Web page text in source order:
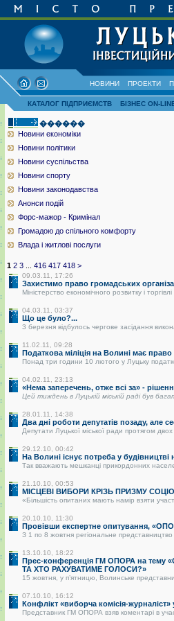
НОВИНИ ПРОЕКТИ
КАТАЛОГ ПІДПРИЄМСТВ БІЗНЕС ON-
������
Новини економіки
Новини політики
Новини суспільства
Новини спорту
Новини законодавства
Анонси подій
Форс-мажор - Кримінал
Громадою до спільного комфорту
Влада і житлові послуги
1 2 3 416 417 418 >
09.03.11, 17:26
Захистимо право громадських
Міністерство економічного розвитку і
04.03.11, 03:37
Що це було?...
3 березня відбулось чергове засідання
11.02.11, 09:28
Податкова міліція на Волині має
Понад три години 10 лютого у Луцьку
04.02.11, 23:13
«Нема заперечень, отже всі за» -
Цей тиждень в Луцькій міській раді був
28.01.11, 14:38
Два дні роботи депутатів позаду, але
Депутати Луцької міської ради протягом двох
29.12.10, 00:42
На Волині існує потреба у
Так вважають мешканці прикордонних
21.10.10, 00:53
МІСЦЕВІ ВИБОРИ КРІЗЬ ПРИЗМУ
«Більшість опитаних мають намір взяти
20.10.10, 11:30
Провівши експертне опитування,
З 1 по 8 жовтня регіональне
13.10.10, 18:22
Прес-конференція ГМ ОПОРА на
ТА ХТО РАХУВАТИМЕ ГОЛОСИ?»
15 жовтня, у п’ятницю, Волинське
07.10.10, 16:12
Конфлікт «виборча комісія-
Представник ГМ ОПОРА взяв коментарі в